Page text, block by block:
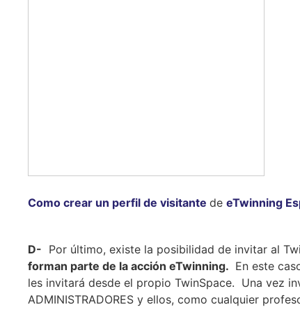
Como crear un perfil de visitante de eTwinning
D- Por último, existe la posibilidad de invitar al
forman parte de la acción eTwinning. En este
les invitará desde el propio TwinSpace. Una vez
ADMINISTRADORES y ellos, como cualquier